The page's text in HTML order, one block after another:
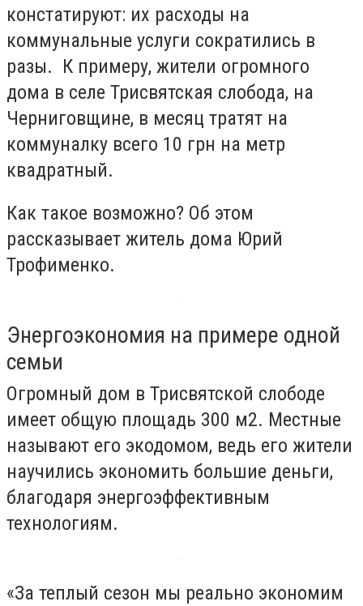
констатируют: их расходы на
коммунальные услуги сократились в
разы. К примеру, жители огромного
дома в селе Трисвятская слобода, на
Черниговщине, в месяц тратят на
коммуналку всего 10 грн на метр
квадратный.
Как такое возможно? Об этом
рассказывает житель дома Юрий
Трофименко.
Энергоэкономия на примере одной
семьи
Огромный дом в Трисвятской слободе
имеет общую площадь 300 м2. Местные
называют его экодомом, ведь его жители
научились экономить большие деньги,
благодаря энергоэффективным
технологиям.
«За теплый сезон мы реально экономим